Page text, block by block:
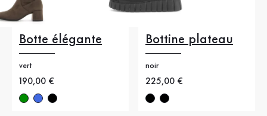
Botte élégante
vert
Nouveau prix
190,00 €
Bottine plateau
noir
Nouveau prix
225,00 €